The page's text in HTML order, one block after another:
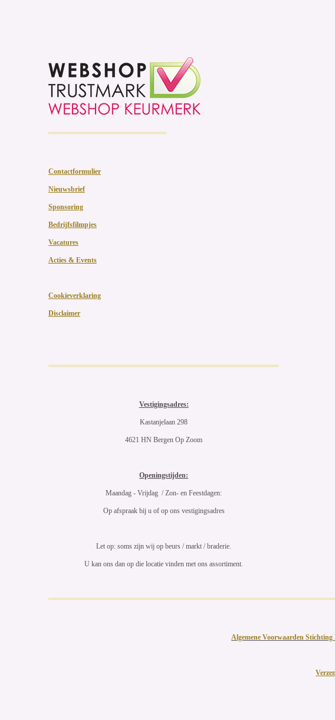
Contactformulier
Nieuwsbrief
Sponsoring
Bedrijfsfilmpjes
Vacatures
Acties & Events
Cookieverklaring
Disclaimer
Vestigingsadres:
Kastanjelaan 298
4621 HN Bergen Op Zoom
Openingstijden:
Maandag - Vrijdag / Zon- en Feestdagen:
Op afspraak bij u of op ons vestigingsadres
Let op: soms zijn wij op beurs / markt / braderie.
U kan ons dan op die locatie vinden met ons assortiment.
Algemene Voorwaarden